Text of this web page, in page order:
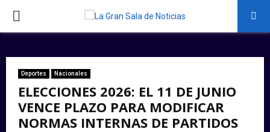
PRIMARY
Deportes Nacionales
ELECCIONES 2026: EL 11 DE JUNIO
VENCE PLAZO PARA MODIFICAR
NORMAS INTERNAS DE PARTIDOS